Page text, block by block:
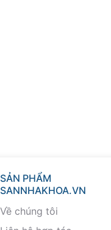
SẢN PHẨM
SANNHAKHOA.VN
Về chúng tôi